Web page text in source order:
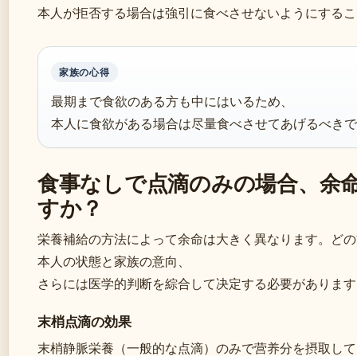
本人が拒否する場合は強引に食べさせないようにする
家族の心得
最期まで食欲のある方も中にはいるため、
本人に食欲がある場合は尽量食べさせてあげるべき
食事なしで点滴のみの場合、余
すか？
栄養補給の方法によって余命は大きく異なります。ど
本人の状態と家族の意向、
さらには医学的判断を綜合して决定する必要がありま
末梢点滴の効果
末梢静脈栄養（一般的な点滴）のみで营养分を摂取し